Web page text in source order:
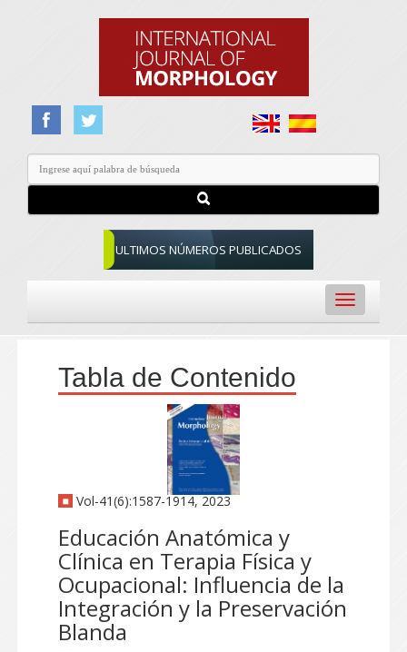
ULTIMOS NÚMEROS PUBLICADOS
Toggle
navigation
Tabla de Contenido
Vol-41(6):1587-1914, 2023
Educación Anatómica y
Clínica en Terapia Física y
Ocupacional: Influencia de la
Integración y la Preservación
Blanda